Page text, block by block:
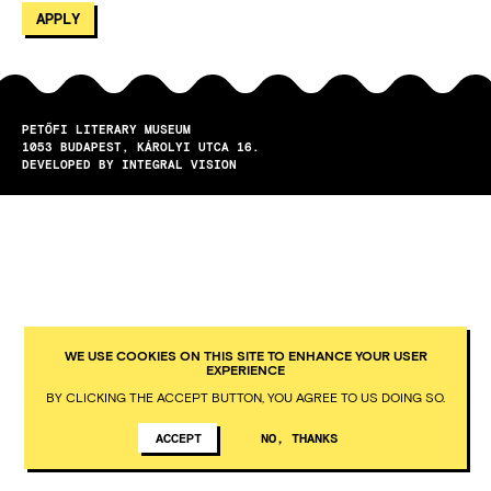
PETŐFI LITERARY MUSEUM
1053
BUDAPEST
KÁROLYI UTCA 16.
DEVELOPED BY INTEGRAL VISION
WE USE COOKIES ON THIS SITE TO ENHANCE YOUR USER
EXPERIENCE
BY CLICKING THE ACCEPT BUTTON, YOU AGREE TO US DOING SO.
ACCEPT NO, THANKS